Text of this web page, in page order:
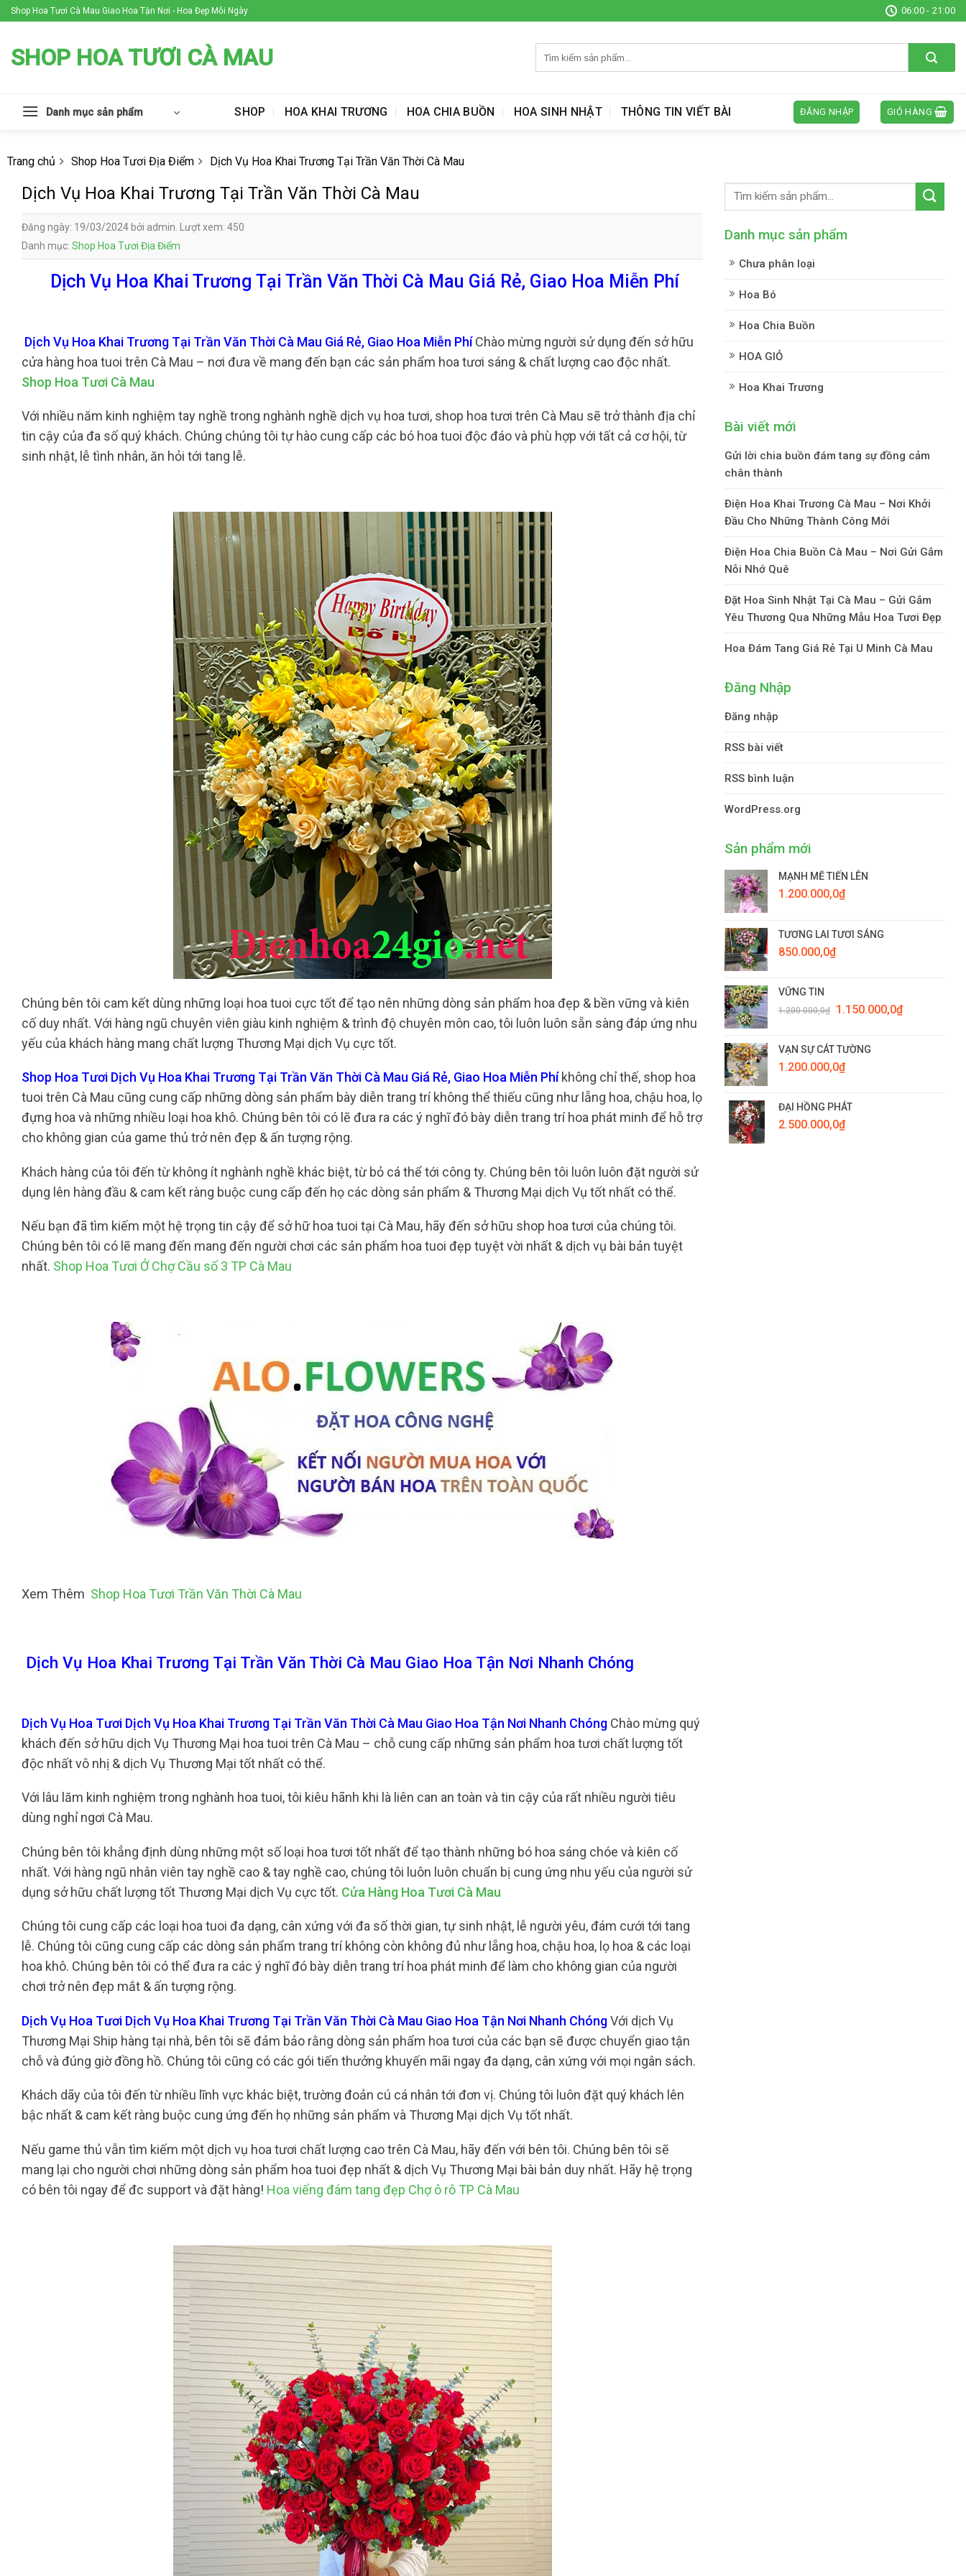
Skip
to
Shop Hoa Tươi Cà Mau Giao Hoa Tận Nơi - Hoa Đẹp Mỗi Ngày 06:00 - 21:00
SHOP HOA TƯƠI CÀ MAU
kiếm:
Danh mục sản phẩm SHOP HOA KHAI TRƯƠNG HOA CHIA BUỒN HOA SINH NHẬT THÔNG TIN VIẾT BÀI ĐĂNG NHẬP GIỎ HÀNG
Trang chủ Shop Hoa Tươi Địa Điểm Dịch Vụ Hoa Khai Trương Tại Trần Văn Thời Cà Mau
Dịch Vụ Hoa Khai Trương Tại Trần Văn Thời Cà Mau
Đăng ngày: 19/03/2024 bởi admin. Lượt xem: 450
Danh mục: Shop Hoa Tươi Địa Điểm
Dịch Vụ Hoa Khai Trương Tại Trần Văn Thời Cà Mau Giá Rẻ, Giao Hoa Miễn Phí
Dịch Vụ Hoa Khai Trương Tại Trần Văn Thời Cà Mau Giá Rẻ, Giao Hoa Miễn PhíChào mừng người sử dụng đến sở hữu
cửa hàng hoa tuoi trên Cà Mau – nơi đưa về mang đến bạn các sản phẩm hoa tươi sáng & chất lượng cao độc nhất.
Shop Hoa Tươi Cà Mau
Với nhiều năm kinh nghiệm tay nghề trong nghành nghề dịch vụ hoa tươi, shop hoa tươi trên Cà Mau sẽ trở thành địa chỉ
tin cậy của đa số quý khách. Chúng chúng tôi tự hào cung cấp các bó hoa tuoi độc đáo và phù hợp với tất cả cơ hội, từ
sinh nhật, lễ tình nhân, ăn hỏi tới tang lễ.
Chúng bên tôi cam kết dùng những loại hoa tuoi cực tốt để tạo nên những dòng sản phẩm hoa đẹp & bền vững và kiên
cố duy nhất. Với hàng ngũ chuyên viên giàu kinh nghiệm & trình độ chuyên môn cao, tôi luôn luôn sẵn sàng đáp ứng nhu
yếu của khách hàng mang chất lượng Thương Mại dịch Vụ cực tốt.
Shop Hoa Tươi Dịch Vụ Hoa Khai Trương Tại Trần Văn Thời Cà Mau Giá Rẻ, Giao Hoa Miễn Phíkhông chỉ thế, shop hoa
tuoi trên Cà Mau cũng cung cấp những dòng sản phẩm bày diễn trang trí không thể thiếu cũng như lẵng hoa, chậu hoa, lọ
đựng hoa và những nhiều loại hoa khô. Chúng bên tôi có lẽ đưa ra các ý nghĩ đó bày diễn trang trí hoa phát minh để hỗ trợ
cho không gian của game thủ trở nên đẹp & ấn tượng rộng.
Khách hàng của tôi đến từ không ít nghành nghề khác biệt, từ bỏ cá thể tới công ty. Chúng bên tôi luôn luôn đặt người sử
dụng lên hàng đầu & cam kết ràng buộc cung cấp đến họ các dòng sản phẩm & Thương Mại dịch Vụ tốt nhất có thể.
Nếu bạn đã tìm kiếm một hệ trọng tin cậy để sở hữ hoa tuoi tại Cà Mau, hãy đến sở hữu shop hoa tươi của chúng tôi.
Chúng bên tôi có lẽ mang đến mang đến người chơi các sản phẩm hoa tuoi đẹp tuyệt vời nhất & dịch vụ bài bản tuyệt
nhất. Shop Hoa Tươi Ở Chợ Cầu số 3 TP Cà Mau
Xem Thêm Shop Hoa Tươi Trần Văn Thời Cà Mau
Dịch Vụ Hoa Khai Trương Tại Trần Văn Thời Cà Mau Giao Hoa Tận Nơi Nhanh Chóng
Dịch Vụ Hoa Tươi Dịch Vụ Hoa Khai Trương Tại Trần Văn Thời Cà Mau Giao Hoa Tận Nơi Nhanh Chóng Chào mừng quý
khách đến sở hữu dịch Vụ Thương Mại hoa tuoi trên Cà Mau – chỗ cung cấp những sản phẩm hoa tươi chất lượng tốt
độc nhất vô nhị & dịch Vụ Thương Mại tốt nhất có thể.
Với lâu lăm kinh nghiệm trong nghành hoa tuoi, tôi kiêu hãnh khi là liên can an toàn và tin cậy của rất nhiều người tiêu
dùng nghỉ ngơi Cà Mau.
Chúng bên tôi khẳng định dùng những một số loại hoa tươi tốt nhất để tạo thành những bó hoa sáng chóe và kiên cố
nhất. Với hàng ngũ nhân viên tay nghề cao & tay nghề cao, chúng tôi luôn luôn chuẩn bị cung ứng nhu yếu của người sử
dụng sở hữu chất lượng tốt Thương Mại dịch Vụ cực tốt. Cửa Hàng Hoa Tươi Cà Mau
Chúng tôi cung cấp các loại hoa tuoi đa dạng, cân xứng với đa số thời gian, tự sinh nhật, lễ người yêu, đám cưới tới tang
lễ. Chúng tôi cũng cung cấp các dòng sản phẩm trang trí không còn không đủ như lẵng hoa, chậu hoa, lọ hoa & các loại
hoa khô. Chúng bên tôi có thể đưa ra các ý nghĩ đó bày diễn trang trí hoa phát minh để làm cho không gian của người
chơi trở nên đẹp mắt & ấn tượng rộng.
Dịch Vụ Hoa Tươi Dịch Vụ Hoa Khai Trương Tại Trần Văn Thời Cà Mau Giao Hoa Tận Nơi Nhanh ChóngVới dịch Vụ
Thương Mại Ship hàng tại nhà, bên tôi sẽ đảm bảo rằng dòng sản phẩm hoa tươi của các bạn sẽ được chuyển giao tận
chỗ và đúng giờ đồng hồ. Chúng tôi cũng có các gói tiến thưởng khuyến mãi ngay đa dạng, cân xứng với mọi ngân sách.
Khách dãy của tôi đến từ nhiều lĩnh vực khác biệt, trường đoản cú cá nhân tới đơn vị. Chúng tôi luôn đặt quý khách lên
bậc nhất & cam kết ràng buộc cung ứng đến họ những sản phẩm và Thương Mại dịch Vụ tốt nhất.
Nếu game thủ vẫn tìm kiếm một dịch vụ hoa tươi chất lượng cao trên Cà Mau, hãy đến với bên tôi. Chúng bên tôi sẽ
mang lại cho người chơi những dòng sản phẩm hoa tuoi đẹp nhất & dịch Vụ Thương Mại bài bản duy nhất. Hãy hệ trọng
có bên tôi ngay để đc support và đặt hàng! Hoa viếng đám tang đẹp Chợ ô rô TP Cà Mau
Danh mục sản phẩm
Chưa phân loại
Hoa Bó
Hoa Chia Buồn
HOA GIỎ
Hoa Khai Trương
Bài viết mới
Gửi lời chia buồn đám tang sự đồng cảm
chân thành
Điện Hoa Khai Trương Cà Mau – Nơi Khởi
Đầu Cho Những Thành Công Mới
Điện Hoa Chia Buồn Cà Mau – Nơi Gửi Gắm
Nỗi Nhớ Quê
Đặt Hoa Sinh Nhật Tại Cà Mau – Gửi Gắm
Yêu Thương Qua Những Mẫu Hoa Tươi Đẹp
Hoa Đám Tang Giá Rẻ Tại U Minh Cà Mau
Đăng Nhập
Đăng nhập
RSS bài viết
RSS bình luận
WordPress.org
Sản phẩm mới
MẠNH MẼ TIẾN LÊN
1.200.000,0₫
TƯƠNG LAI TƯƠI SÁNG
850.000,0₫
VỮNG TIN
1.200.000,0₫
Giá
1.200.000,0₫.
1.150.000,0₫Giá
VẠN SỰ CÁT TƯỜNG
1.200.000,0₫
ĐẠI HỒNG PHÁT
2.500.000,0₫